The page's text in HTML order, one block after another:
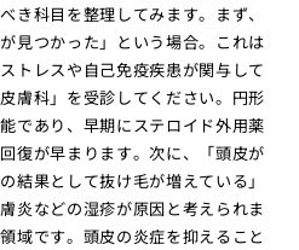
き科目を整理してみます。まず、
見つかった」という場合。これは
トレスや自己免疫疾患が関与して
膚科」を受診してください。円形
であり、早期にステロイド外用薬
復が早まります。次に、「頭皮が
結果として抜け毛が増えている」
炎などの湿疹が原因と考えられま
域です。頭皮の炎症を抑えること